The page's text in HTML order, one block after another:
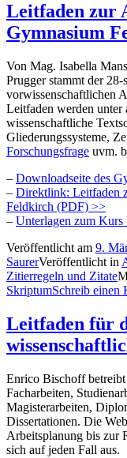
Leitfaden zur
Gymnasium
Von Mag. Isabella
Prugger stammt der
vorwissenschaftlichen
Leitfaden werden
wissenschaftliche
Gliederungssysteme,
Forschungsfrage uvm.
– Downloadseite des
– Direktlink: Leitfaden
Feldkirch (PDF) >>
– Unterlagen zum Kurs
Veröffentlicht am 9.
SaurerVeröffentlicht in
Zitierregeln und Zitate
SkriptumSchreib einen
Leitfaden für
Enrico Bischoff betreibt
Facharbeiten,
Magisterarbeiten,
Dissertationen. Die
Arbeitsplanung bis zur
sich auf jeden Fall aus.